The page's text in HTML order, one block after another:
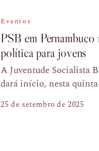
Eventos
PSB em
política para jovens
A Juventude Socialista
dará início, nesta
25 de setembro de 2025